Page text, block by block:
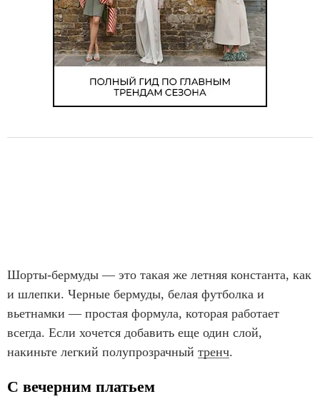
Шорты-бермуды — это такая же летняя константа, как
и шлепки. Черные бермуды, белая футболка и
вьетнамки — простая формула, которая работает
всегда. Если хочется добавить еще один слой,
накиньте легкий полупрозрачный тренч.
С вечерним платьем